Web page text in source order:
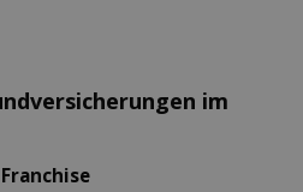
im